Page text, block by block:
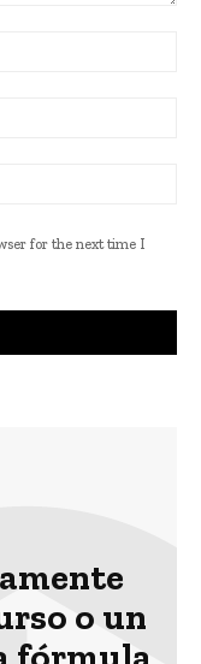
for the next time I